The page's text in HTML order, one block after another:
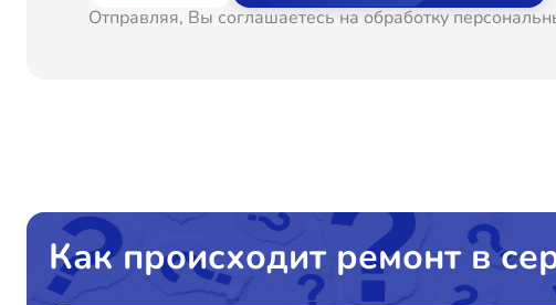
Замена кнопки включения
Замена разъёмов (HDMI, DVI, Дисплей порта)
Замена модуля Wi-Fi
Отправляя, Вы соглашаетесь на обработку
Как происходит ремонт в